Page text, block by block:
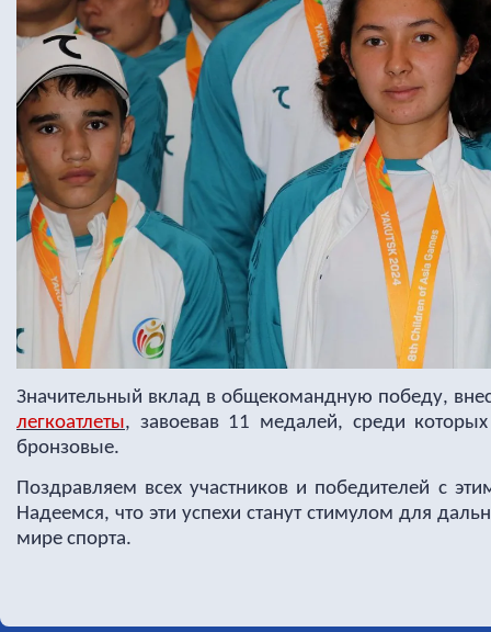
Значительный вклад в общекомандную победу,
легкоатлеты, завоевав 11 медалей, среди
бронзовые.
Поздравляем всех участников и победителей с
Надеемся, что эти успехи станут стимулом для
мире спорта.